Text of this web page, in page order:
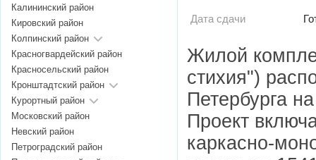
Дата сдачи
Жилой
стихия")
Петербурга
Проект
каркасно-
Калининский район
Кировский район
Колпинский район
Красногвардейский район
Красносельский район
Кронштадтский район
Курортный район
Московский район
Невский район
Петроградский район